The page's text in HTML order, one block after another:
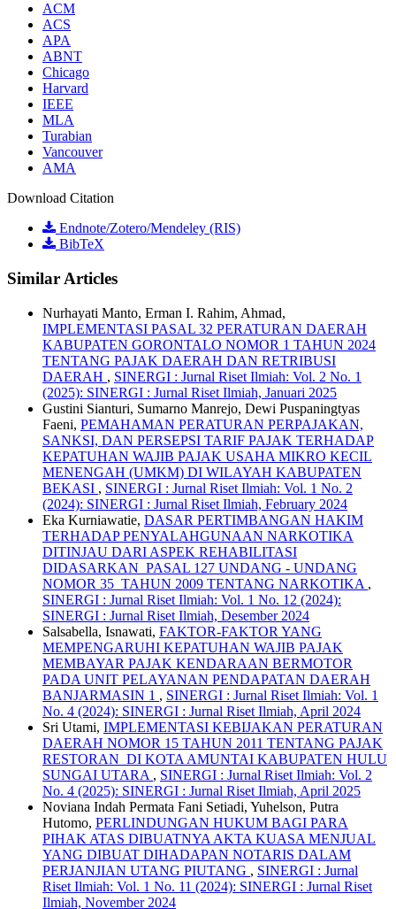
ACM
ACS
APA
ABNT
Chicago
Harvard
IEEE
MLA
Turabian
Vancouver
AMA
Download Citation
Endnote/Zotero/Mendeley (RIS)
BibTeX
Similar Articles
Nurhayati Manto, Erman I. Rahim, Ahmad,
IMPLEMENTASI PASAL 32 PERATURAN DAERAH
KABUPATEN GORONTALO NOMOR 1 TAHUN 2024
TENTANG PAJAK DAERAH DAN RETRIBUSI
DAERAH , SINERGI : Jurnal Riset Ilmiah: Vol. 2 No. 1
(2025): SINERGI : Jurnal Riset Ilmiah, Januari 2025
Gustini Sianturi, Sumarno Manrejo, Dewi Puspaningtyas
Faeni, PEMAHAMAN PERATURAN PERPAJAKAN,
SANKSI, DAN PERSEPSI TARIF PAJAK TERHADAP
KEPATUHAN WAJIB PAJAK USAHA MIKRO KECIL
MENENGAH (UMKM) DI WILAYAH KABUPATEN
BEKASI , SINERGI : Jurnal Riset Ilmiah: Vol. 1 No. 2
(2024): SINERGI : Jurnal Riset Ilmiah, February 2024
Eka Kurniawatie, DASAR PERTIMBANGAN HAKIM
TERHADAP PENYALAHGUNAAN NARKOTIKA
DITINJAU DARI ASPEK REHABILITASI
DIDASARKAN PASAL 127 UNDANG - UNDANG
NOMOR 35 TAHUN 2009 TENTANG NARKOTIKA ,
SINERGI : Jurnal Riset Ilmiah: Vol. 1 No. 12 (2024):
SINERGI : Jurnal Riset Ilmiah, Desember 2024
Salsabella, Isnawati, FAKTOR-FAKTOR YANG
MEMPENGARUHI KEPATUHAN WAJIB PAJAK
MEMBAYAR PAJAK KENDARAAN BERMOTOR
PADA UNIT PELAYANAN PENDAPATAN DAERAH
BANJARMASIN 1 , SINERGI : Jurnal Riset Ilmiah: Vol. 1
No. 4 (2024): SINERGI : Jurnal Riset Ilmiah, April 2024
Sri Utami, IMPLEMENTASI KEBIJAKAN PERATURAN
DAERAH NOMOR 15 TAHUN 2011 TENTANG PAJAK
RESTORAN DI KOTA AMUNTAI KABUPATEN HULU
SUNGAI UTARA , SINERGI : Jurnal Riset Ilmiah: Vol. 2
No. 4 (2025): SINERGI : Jurnal Riset Ilmiah, April 2025
Noviana Indah Permata Fani Setiadi, Yuhelson, Putra
Hutomo, PERLINDUNGAN HUKUM BAGI PARA
PIHAK ATAS DIBUATNYA AKTA KUASA MENJUAL
YANG DIBUAT DIHADAPAN NOTARIS DALAM
PERJANJIAN UTANG PIUTANG , SINERGI : Jurnal
Riset Ilmiah: Vol. 1 No. 11 (2024): SINERGI : Jurnal Riset
Ilmiah, November 2024